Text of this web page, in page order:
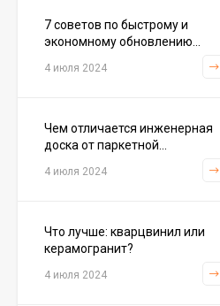
Керамогранит Italon
60x60, 610010002676
Керамогранит Italon
Charme Extra Silver Ret
Charme Evo Imperiale
7 советов по быстрому и
экономному обновлению...
4 июля 2024
Чем отличается инженерная
доска от паркетной...
4 июля 2024
Что лучше: кварцвинил или
керамогранит?
4 июля 2024